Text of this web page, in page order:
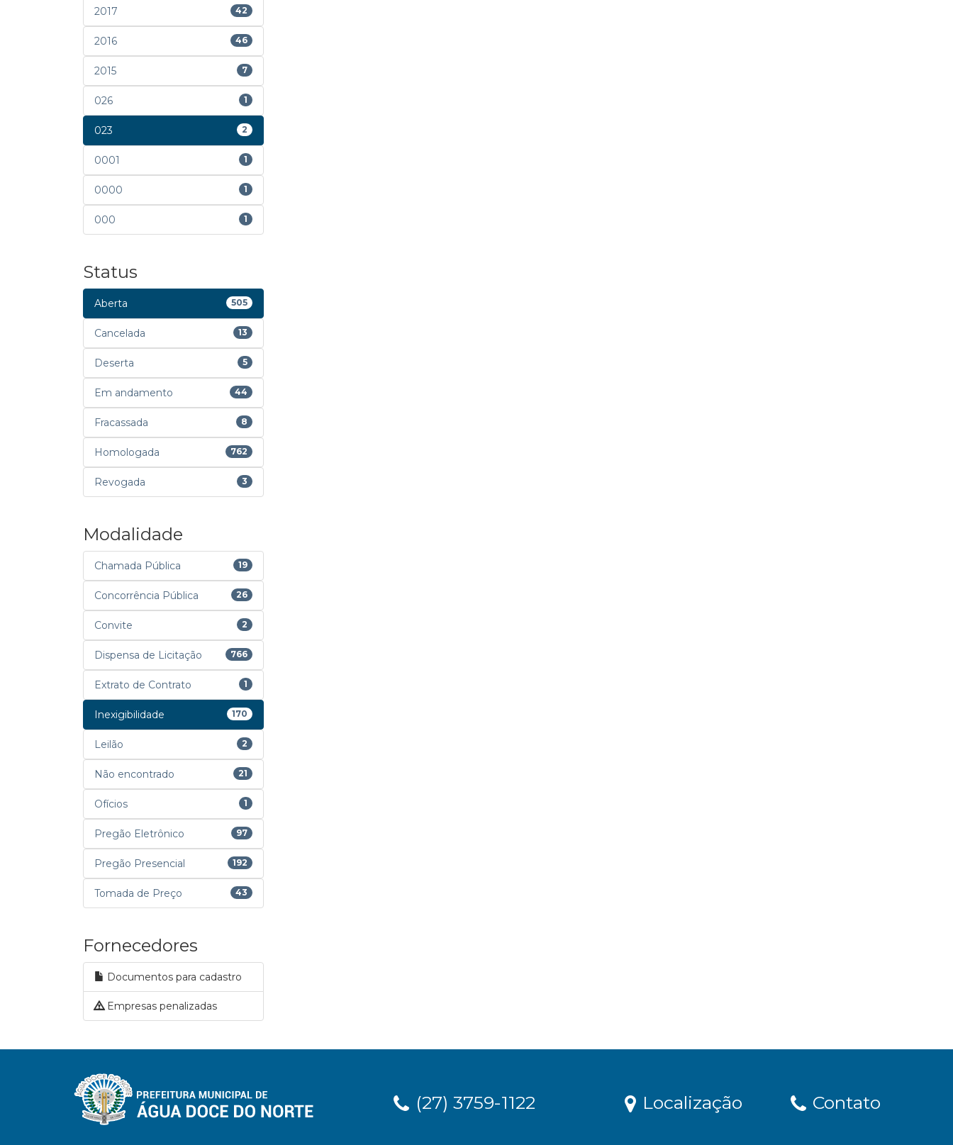
2017 42
2016 46
2015 7
026 1
023 2
0001 1
0000 1
000 1
Status
Aberta 505
Cancelada 13
Deserta 5
Em andamento 44
Fracassada 8
Homologada 762
Revogada 3
Modalidade
Chamada Pública 19
Concorrência Pública 26
Convite 2
Dispensa de Licitação 766
Extrato de Contrato 1
Inexigibilidade 170
Leilão 2
Não encontrado 21
Ofícios 1
Pregão Eletrônico 97
Pregão Presencial 192
Tomada de Preço 43
Fornecedores
Documentos para cadastro
Empresas penalizadas
(27) 3759-1122 Localização Contato